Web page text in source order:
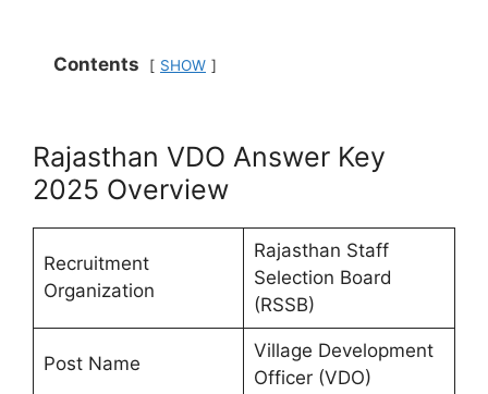
Contents SHOW
Rajasthan VDO Answer Key
2025 Overview
Recruitment
Organization
Rajasthan Staff
Selection Board
(RSSB)
Post Name
Village Development
Officer (VDO)